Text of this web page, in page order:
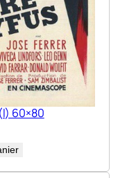
60×80